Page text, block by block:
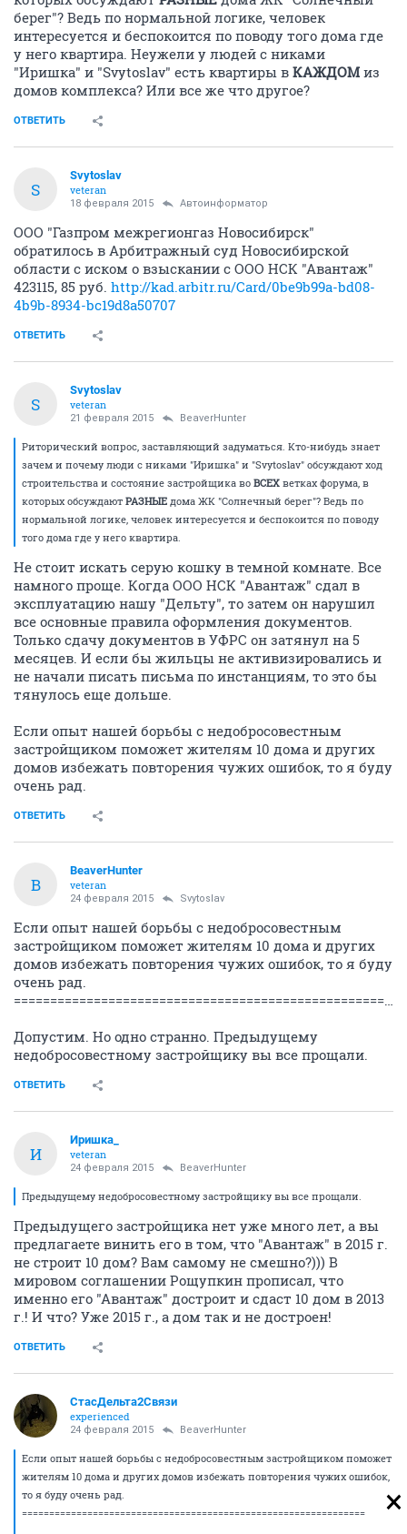
берег"? Ведь по нормальной логике, человек
интересуется и беспокоится по поводу того дома где
у него квартира. Неужели у людей с никами
"Иришка" и "Svytoslav" есть квартиры в КАЖДОМ из
домов комплекса? Или все же что другое?
ОТВЕТИТЬ
S
Svytoslav
veteran
18 февраля 2015 Автоинформатор
ООО "Газпром межрегионгаз Новосибирск"
обратилось в Арбитражный суд Новосибирской
области с иском о взыскании с ООО НСК "Авантаж"
423115, 85 руб. http://kad.arbitr.ru/Card/0be9b99a-bd08-
4b9b-8934-bc19d8a50707
ОТВЕТИТЬ
S
Svytoslav
veteran
21 февраля 2015 BeaverHunter
Риторический вопрос, заставляющий задуматься. Кто-нибудь знает
зачем и почему люди с никами "Иришка" и "Svytoslav" обсуждают ход
строительства и состояние застройщика во ВСЕХ ветках форума, в
которых обсуждают РАЗНЫЕ дома ЖК "Солнечный берег"? Ведь по
нормальной логике, человек интересуется и беспокоится по поводу
того дома где у него квартира.
Не стоит искать серую кошку в темной комнате. Все
намного проще. Когда ООО НСК "Авантаж" сдал в
эксплуатацию нашу "Дельту", то затем он нарушил
все основные правила оформления документов.
Только сдачу документов в УФРС он затянул на 5
месяцев. И если бы жильцы не активизировались и
не начали писать письма по инстанциям, то это бы
тянулось еще дольше.
Если опыт нашей борьбы с недобросовестным
застройщиком поможет жителям 10 дома и других
домов избежать повторения чужих ошибок, то я буду
очень рад.
ОТВЕТИТЬ
B
BeaverHunter
veteran
24 февраля 2015 Svytoslav
Если опыт нашей борьбы с недобросовестным
застройщиком поможет жителям 10 дома и других
домов избежать повторения чужих ошибок, то я буду
очень рад.
===============================================================
Допустим. Но одно странно. Предыдущему
недобросовестному застройщику вы все прощали.
ОТВЕТИТЬ
И
Иришка_
veteran
24 февраля 2015 BeaverHunter
Предыдущему недобросовестному застройщику вы все прощали.
Предыдущего застройщика нет уже много лет, а вы
предлагаете винить его в том, что "Авантаж" в 2015 г.
не строит 10 дом? Вам самому не смешно?))) В
мировом соглашении Рощупкин прописал, что
именно его "Авантаж" достроит и сдаст 10 дом в 2013
г.! И что? Уже 2015 г., а дом так и не достроен!
ОТВЕТИТЬ
СтасДельта2Связи
experienced
24 февраля 2015 BeaverHunter
Если опыт нашей борьбы с недобросовестным застройщиком поможет
жителям 10 дома и других домов избежать повторения чужих ошибок,
то я буду очень рад.
===============================================================